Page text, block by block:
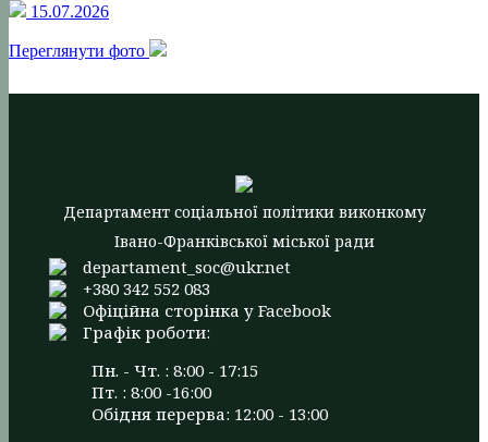
15.07.2026
Переглянути фото
Департамент соціальної політики виконкому
Івано-Франківської міської ради
departament_soc@ukr.net
+380 342 552 083
Офіційна сторінка у Facebook
Графік роботи:
Пн. - Чт. : 8:00 - 17:15
Пт. : 8:00 -16:00
Обідня перерва: 12:00 - 13:00